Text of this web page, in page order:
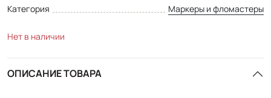
Категория
Маркеры и фломастеры
Нет в наличии
ОПИСАНИЕ ТОВАРА